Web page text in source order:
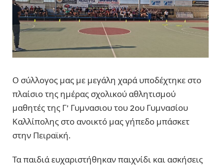
Ο σύλλογος μας με μεγάλη χαρά υποδέχτηκε στο
πλαίσιο της ημέρας σχολικού αθλητισμού
μαθητές της Γ’ Γυμνασιου του 2ου Γυμνασίου
Καλλίπολης στο ανοικτό μας γήπεδο μπάσκετ
στην Πειραϊκή.
Τα παιδιά ευχαριστήθηκαν παιχνίδι και ασκήσεις